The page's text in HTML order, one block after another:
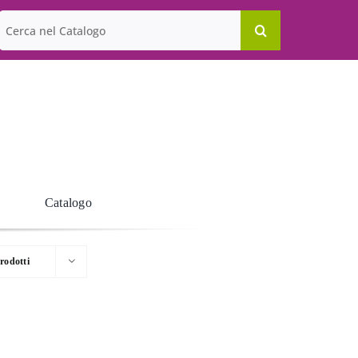
per:
Catalogo